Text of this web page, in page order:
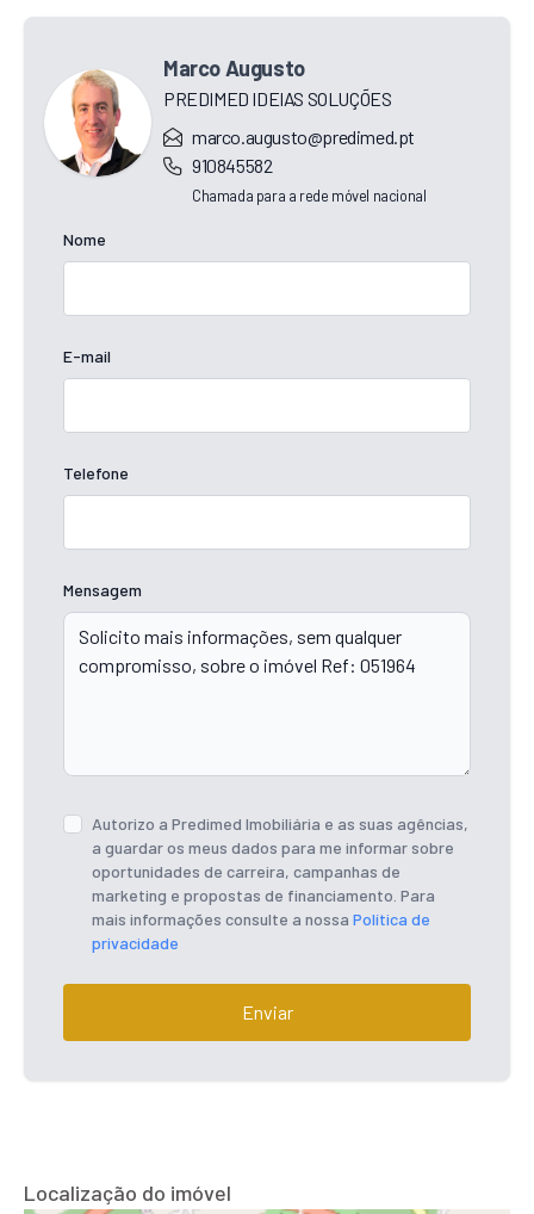
Marco Augusto
PREDIMED IDEIAS SOLUÇÕES
marco.augusto@predimed.pt
910845582
Chamada para a rede móvel nacional
Nome
E-mail
Telefone
Mensagem
Autorizo a Predimed Imobiliária e as suas agências,
a guardar os meus dados para me informar sobre
oportunidades de carreira, campanhas de
marketing e propostas de financiamento. Para
mais informações consulte a nossa Política de
privacidade
Enviar
Localização do imóvel